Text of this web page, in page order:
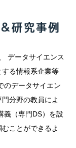
データサイエンス
る情報系企業等
のデータサイエン
分野の教員によ
義（専門DS）を設
ことができるよ